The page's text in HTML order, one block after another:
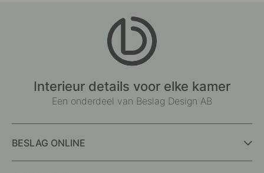
Interieur details voor elke kamer
Een onderdeel van Beslag Design AB
BESLAG ONLINE